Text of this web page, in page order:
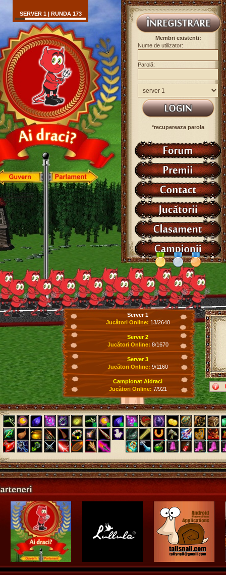
SERVER 1 | RUNDA 173
Membri existenti:
Nume de utilizator:
Parolă:
*recupereaza parola
Server 1
Jucători Online: 13/2640
Server 2
Jucători Online: 8/1670
Server 3
Jucători Online: 9/1160
Campionat Aidraci
Jucători Online: 7/921